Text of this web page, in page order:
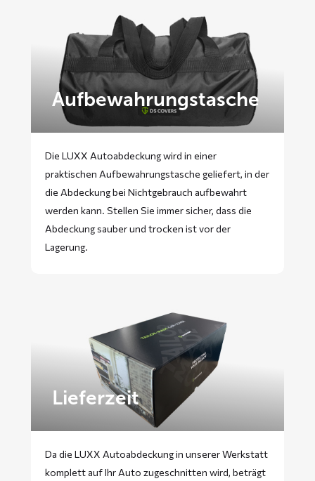
Aufbewahrungstasche
Die LUXX Autoabdeckung wird in einer
praktischen Aufbewahrungstasche geliefert, in der
die Abdeckung bei Nichtgebrauch aufbewahrt
werden kann. Stellen Sie immer sicher, dass die
Abdeckung sauber und trocken ist vor der
Lagerung.
Lieferzeit
Da die LUXX Autoabdeckung in unserer Werkstatt
komplett auf Ihr Auto zugeschnitten wird, beträgt